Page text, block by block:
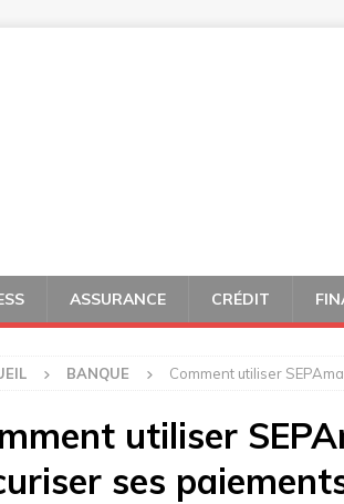
ASSURANCE CRÉDIT
BANQUE Comment utiliser
utiliser
ses